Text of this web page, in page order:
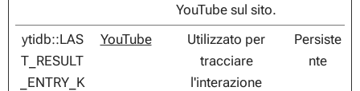
YouTube sul sito.
ytidb::LAS
T_RESULT
_ENTRY_K
YouTube
Utilizzato per
tracciare
l'interazione
Persiste
nte